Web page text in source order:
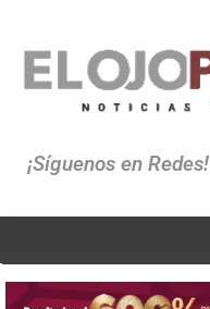
¡Síguenos en Redes!